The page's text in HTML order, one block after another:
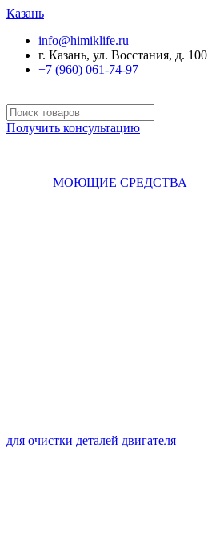
Казань
info@himiklife.ru
г. Казань, ул. Восстания, д. 100
+7 (960) 061-74-97
Получить консультацию
МОЮЩИЕ СРЕДСТВА
для очистки деталей двигателя